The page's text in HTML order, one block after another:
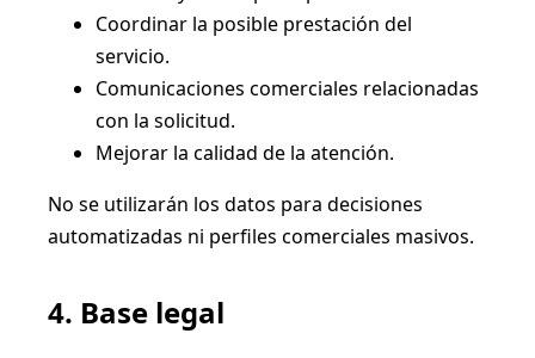
Coordinar la posible prestación del
servicio.
Comunicaciones comerciales relacionadas
con la solicitud.
Mejorar la calidad de la atención.
No se utilizarán los datos para decisiones
automatizadas ni perfiles comerciales masivos.
4. Base legal